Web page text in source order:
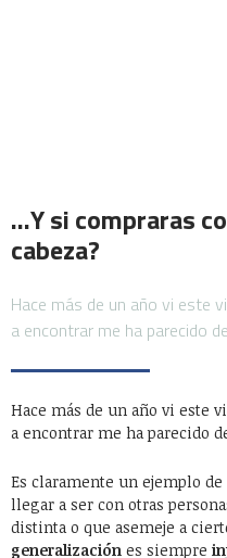
…Y si compraras
cabeza?
Hace más de un año vi este
a encontrar me ha parecido
Hace más de un año vi este
a encontrar me ha parecido
Es claramente un ejemplo de
llegar a ser con otras
distinta o que asemeje a
generalización es siempre